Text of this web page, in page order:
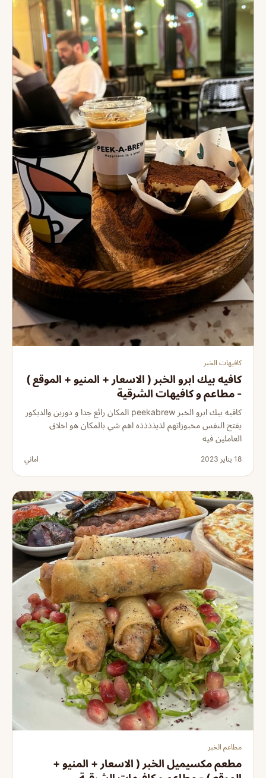
كافيهات الخبر
كافيه بيك ابرو الخبر ( الاسعار + المنيو + الموقع )
- مطاعم و كافيهات الشرقية
كافيه بيك ابرو الخبر peekabrew المكان رائع جدا و دورين والديكور
يفتح النفس مخبوزاتهم لذيذذذذه اهم شي بالمكان هو اخلاق
العاملين فيه
18 يناير 2023 اماني
مطاعم الخبر
مطعم مكسيميل الخبر ( الاسعار + المنيو +